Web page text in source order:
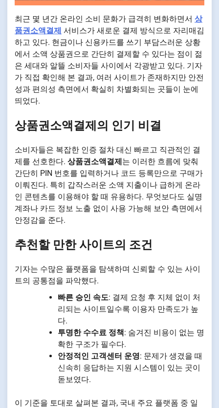
최근 몇 년간 온라인 소비 문화가 급격히 변화하면서 상
품권소액결제 서비스가 새로운 결제 방식으로 자리매김
하고 있다. 현금이나 신용카드를 쓰기 부담스러운 상황
에서 소액 상품권으로 간단히 결제할 수 있다는 점이 젊
은 세대와 알뜰 소비자들 사이에서 각광받고 있다. 기자
가 직접 확인해 본 결과, 여러 사이트가 존재하지만 안전
성과 편의성 측면에서 확실히 차별화되는 곳들이 눈에
띄었다.
상품권소액결제의 인기 비결
소비자들은 복잡한 인증 절차 대신 빠르고 직관적인 결
제를 선호한다. 상품권소액결제는 이러한 흐름에 맞춰
간단히 PIN 번호를 입력하거나 코드 등록만으로 구매가
이뤄진다. 특히 갑작스러운 소액 지출이나 급하게 온라
인 콘텐츠를 이용해야 할 때 유용하다. 무엇보다도 실명
계좌나 카드 정보 노출 없이 사용 가능해 보안 측면에서
안정감을 준다.
추천할 만한 사이트의 조건
기자는 수많은 플랫폼을 탐색하며 신뢰할 수 있는 사이
트의 공통점을 파악했다.
빠른 승인 속도: 결제 요청 후 지체 없이 처
리되는 사이트일수록 이용자 만족도가 높
다.
투명한 수수료 정책: 숨겨진 비용이 없는 명
확한 구조가 필수다.
안정적인 고객센터 운영: 문제가 생겼을 때
신속히 응답하는 지원 시스템이 있는 곳이
돋보였다.
이 기준을 토대로 살펴본 결과, 국내 주요 플랫폼 중 일